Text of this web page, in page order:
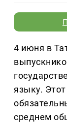
4 июня в
языку.
среднем